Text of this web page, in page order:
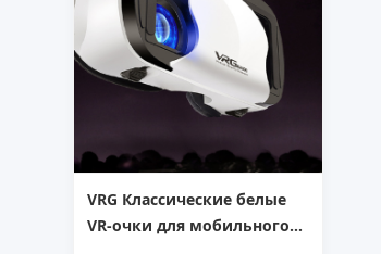
VRG Классические белые
VR-очки для мобильного